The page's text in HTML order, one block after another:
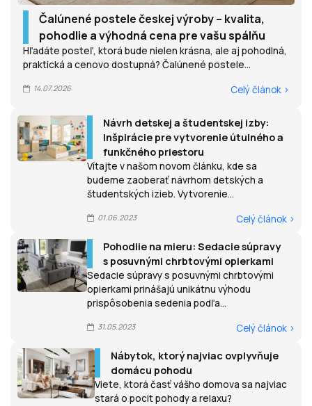
Čalúnené postele českej výroby – kvalita,
pohodlie a výhodná cena pre vašu spálňu
14.07.2026
Hľadáte posteľ, ktorá bude nielen krásna, ale aj pohodlná,
praktická a cenovo dostupná? Čalúnené postele...
Celý článok >
Návrh detskej a študentskej izby:
Inšpirácie pre vytvorenie útulného a
funkčného priestoru
01.06.2023
Vítajte v našom novom článku, kde sa
budeme zaoberať návrhom detských a
študentských izieb. Vytvorenie...
Celý článok >
Pohodlie na mieru: Sedacie súpravy
s posuvnými chrbtovými opierkami
31.05.2023
Sedacie súpravy s posuvnými chrbtovými
opierkami prinášajú unikátnu výhodu
prispôsobenia sedenia podľa...
Celý článok >
Nábytok, ktorý najviac ovplyvňuje
domácu pohodu
Viete, ktorá časť vášho domova sa najviac
stará o pocit pohody a relaxu?